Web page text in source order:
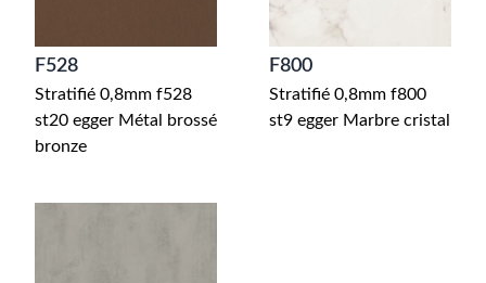
F528
Stratifié 0,8mm f528
st20 egger Métal brossé
bronze
F800
Stratifié 0,8mm f800
st9 egger Marbre cristal